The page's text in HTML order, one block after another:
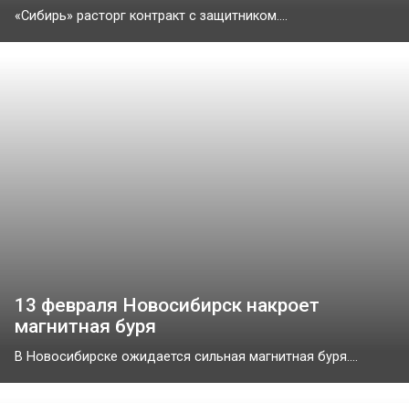
«Сибирь» расторг контракт с защитником....
13 февраля Новосибирск накроет
магнитная буря
В Новосибирске ожидается сильная магнитная буря....